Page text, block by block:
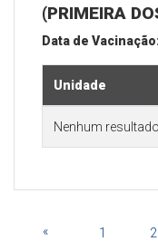
(PRIMEIRA
Data de
Unidade
Nenhum
« 1 2